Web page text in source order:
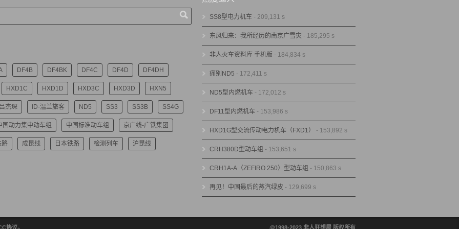
DF4B DF4BK DF4C DF4D DF4DH
HXD1C HXD1D HXD3C HXD3D HXN5
杰琛 ID-温兰旅客 ND5 SS3 SS3B SS4G
国动力集中动车组 中国标准动车组 京广线-广铁集团
路 成昆线 日本铁路 检测列车 沪昆线
SS8型电力机车 - 209,131 s
东风归来：我所经历的南京广雪灾 - 185,295 s
非人火车资料库 手机版 - 184,834 s
痛别ND5 - 172,411 s
ND5型内燃机车 - 172,012 s
DF11型内燃机车 - 153,986 s
HXD1G型交流传动电力机车（FXD1） - 153,892 s
CRH380D型动车组 - 153,651 s
CRH1A-A（ZEFIRO 250）型动车组 - 150,863 s
再见！中国最后的蒸汽绿皮 - 129,699 s
协议。 @1998-2023 非人狂想屋 版权所有